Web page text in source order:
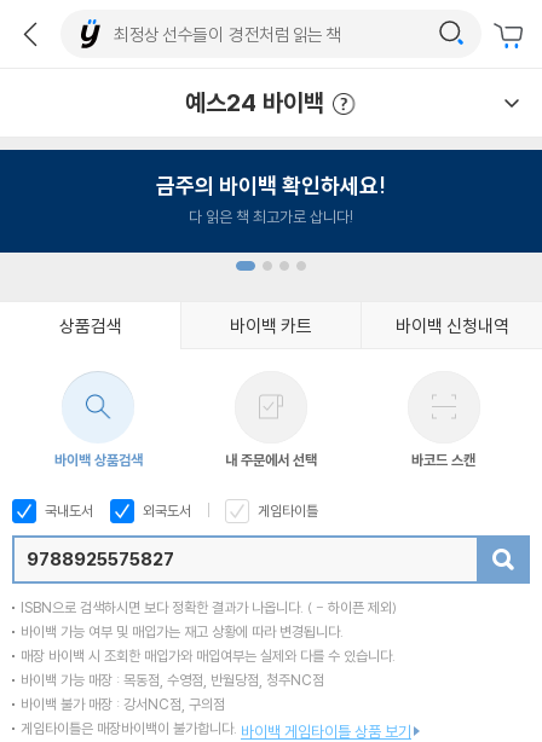
예스24 바이백
금주의 바이백 확인하세요!
다 읽은 책 최고가로 삽니다!
상품검색 바이백 카트 바이백 신청내역
바이백 상품검색 내 주문에서 선택 바코드 스캔
국내도서 외국도서 게임타이틀
ISBN으로 검색하시면 보다 정확한 결과가 나옵니다. ( - 하이픈 제외)
바이백 가능 여부 및 매입가는 재고 상황에 따라 변경됩니다.
매장 바이백 시 조회한 매입가와 매입여부는 실제와 다를 수 있습니다.
바이백 가능 매장 : 목동점, 수영점, 반월당점, 청주NC점
바이백 불가 매장 : 강서NC점, 구의점
게임타이틀은 매장바이백이 불가합니다. 바이백 게임타이틀 상품 보기